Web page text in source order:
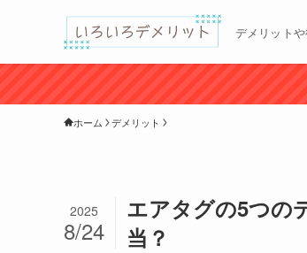
デメリット
ホーム デメリット
エアタグの5つの
当？
2025
8/24